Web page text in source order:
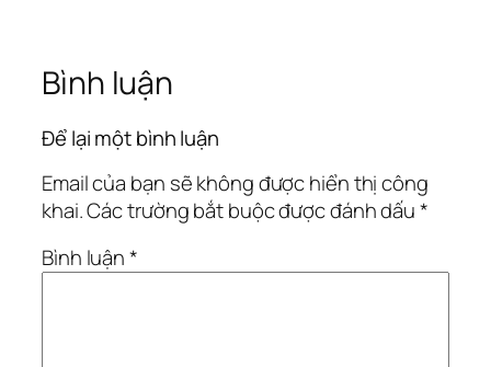
Bình luận
Để lại một bình luận
Email của bạn sẽ không được hiển thị công
khai.Các trường bắt buộc được đánh dấu*
Bình luận*